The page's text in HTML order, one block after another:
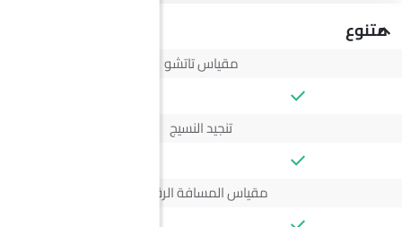
متنوع
مقياس تاتشو
تنجيد النسيج
مقياس المسافة الرقمي